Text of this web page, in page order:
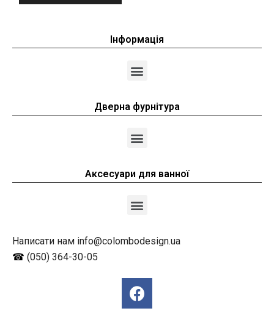
Інформація
Дверна фурнітура
Аксесуари для ванної
Написати нам info@colombodesign.ua
☎ (050) 364-30-05